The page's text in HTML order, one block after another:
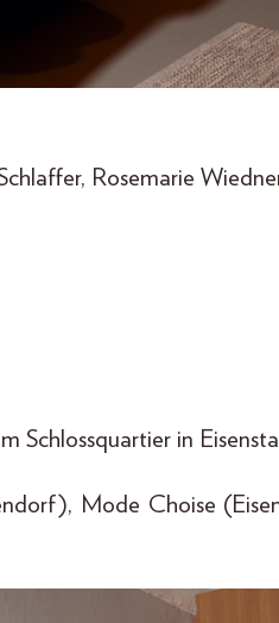
Rosemarie
Schlossquartier in
Mode Choise